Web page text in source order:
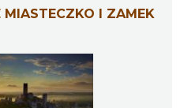
MIASTECZKO I ZAMEK